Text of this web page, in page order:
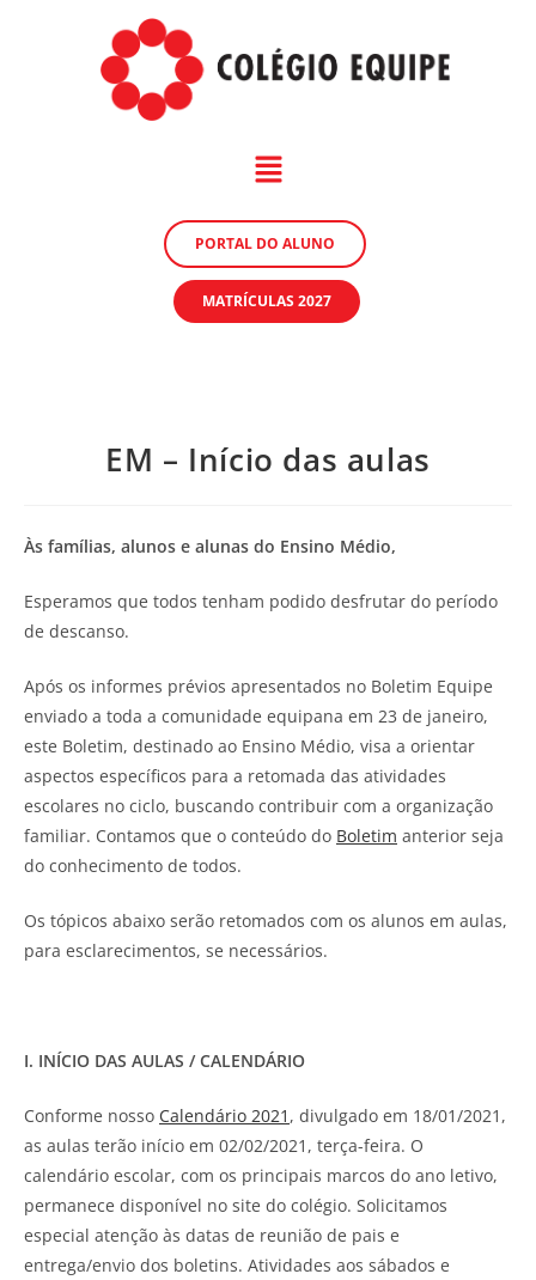
PORTAL DO ALUNO
MATRÍCULAS 2027
EM – Início das aulas
Às famílias, alunos e alunas do Ensino Médio,
Esperamos que todos tenham podido desfrutar do período
de descanso.
Após os informes prévios apresentados no Boletim Equipe
enviado a toda a comunidade equipana em 23 de janeiro,
este Boletim, destinado ao Ensino Médio, visa a orientar
aspectos específicos para a retomada das atividades
escolares no ciclo, buscando contribuir com a organização
familiar. Contamos que o conteúdo do Boletim anterior seja
do conhecimento de todos.
Os tópicos abaixo serão retomados com os alunos em aulas,
para esclarecimentos, se necessários.
I. INÍCIO DAS AULAS / CALENDÁRIO
Conforme nosso Calendário 2021 , divulgado em 18/01/2021,
as aulas terão início em 02/02/2021, terça-feira. O
calendário escolar, com os principais marcos do ano letivo,
permanece disponível no site do colégio. Solicitamos
especial atenção às datas de reunião de pais e
entrega/envio dos boletins. Atividades aos sábados e